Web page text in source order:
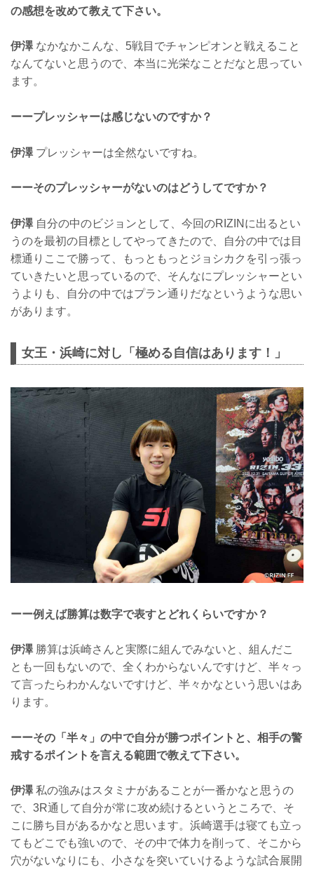
の感想を改めて教えて下さい。
伊澤なかなかこんな、5戦目でチャンピオンと戦えること
なんてないと思うので、本当に光栄なことだなと思ってい
ます。
ーープレッシャーは感じないのですか？
伊澤プレッシャーは全然ないですね。
ーーそのプレッシャーがないのはどうしてですか？
伊澤自分の中のビジョンとして、今回のRIZINに出るとい
うのを最初の目標としてやってきたので、自分の中では目
標通りここで勝って、もっともっとジョシカクを引っ張っ
ていきたいと思っているので、そんなにプレッシャーとい
うよりも、自分の中ではプラン通りだなというような思い
があります。
女王・浜崎に対し「極める自信はあります！」
ーー例えば勝算は数字で表すとどれくらいですか？
伊澤勝算は浜崎さんと実際に組んでみないと、組んだこ
とも一回もないので、全くわからないんですけど、半々っ
て言ったらわかんないですけど、半々かなという思いはあ
ります。
ーーその「半々」の中で自分が勝つポイントと、相手の警
戒するポイントを言える範囲で教えて下さい。
伊澤私の強みはスタミナがあることが一番かなと思うの
で、3R通して自分が常に攻め続けるというところで、そ
こに勝ち目があるかなと思います。浜崎選手は寝ても立っ
てもどこでも強いので、その中で体力を削って、そこから
穴がないなりにも、小さなを突いていけるような試合展開